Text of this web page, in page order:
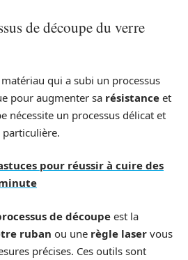
de découpe du verre
qui a subi un processus
pour augmenter sa résistance et
nécessite un processus délicat et
pour réussir à cuire des
de découpeest la
ruban ou une règle laser vous
précises. Ces outils sont